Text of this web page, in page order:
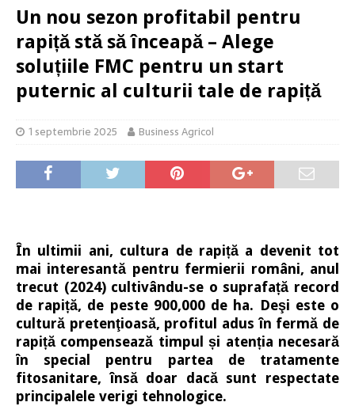
Un nou sezon profitabil pentru
rapiță stă să înceapă – Alege
soluțiile FMC pentru un start
puternic al culturii tale de rapiță
1 septembrie 2025 Business Agricol
În ultimii ani, cultura de rapiță a devenit tot
mai interesantă pentru fermierii români, anul
trecut (2024) cultivându-se o suprafață record
de rapiță, de peste 900,000 de ha. Deşi este o
cultură pretenţioasă, profitul adus în fermă de
rapiță compensează timpul și atenția necesară
în special pentru partea de tratamente
fitosanitare, însă doar dacă sunt respectate
principalele verigi tehnologice.